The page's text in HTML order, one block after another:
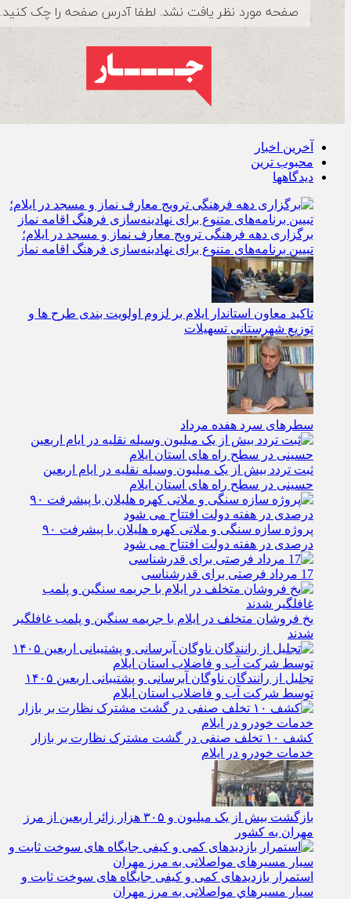
آخرین اخبار
محبوب ترین
دیدگاهها
برگزاری دهه فرهنگی ترویج معارف نماز و مسجد در ایلام؛
تبیین برنامه‌های متنوع برای نهادینه‌سازی فرهنگ اقامه نماز
تاکید معاون استاندار ایلام بر لزوم اولویت‌ بندی طرح‌ ها و
توزیع شهرستانی تسهیلات
سطرهای سرد هفده مرداد
ثبت تردد بیش از یک میلیون وسیله نقلیه در ایام اربعین
حسینی در سطح راه‌ های استان ایلام
پروژه سازه سنگی و ملاتی کهره هلیلان با پیشرفت ۹۰
درصدی در هفته دولت افتتاح می شود
17 مرداد فرصتی برای قدرشناسی
یخ‌ فروشان متخلف در ایلام با جریمه سنگین و پلمب غافلگیر
شدند
تجلیل از رانندگان ناوگان آبرسانی و پشتیبانی اربعین ۱۴۰۵
توسط شرکت آب و فاضلاب استان ایلام
کشف ۱۰ تخلف صنفی در گشت مشترک نظارت بر بازار
خدمات خودرو در ایلام
بازگشت بیش از یک میلیون و ۳۰۵ هزار زائر اربعین از مرز
مهران به کشور
استمرار بازدیدهای کمی و کیفی جایگاه‌ های سوخت ثابت و
سیار مسیرهای مواصلاتی به مرز مهران